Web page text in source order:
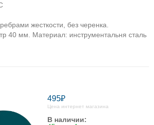
жесткости, без черенка.
40 мм. Материал: инструментальня сталь
495₽
Цена интернет магазина
В наличии: